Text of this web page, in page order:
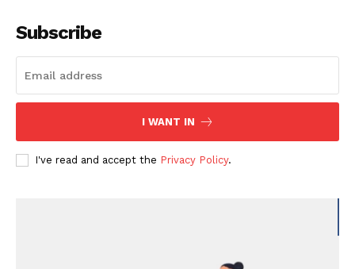
Subscribe
I WANT IN
I've read and accept the Privacy Policy.